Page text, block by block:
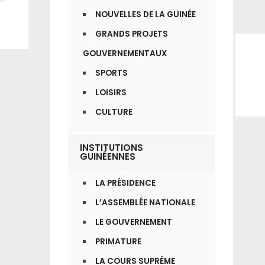
NOUVELLES DE LA GUINÉE
GRANDS PROJETS
GOUVERNEMENTAUX
SPORTS
LOISIRS
CULTURE
INSTITUTIONS
GUINÉENNES
LA PRÉSIDENCE
L’ASSEMBLÉE NATIONALE
LE GOUVERNEMENT
PRIMATURE
LA COURS SUPRÊME